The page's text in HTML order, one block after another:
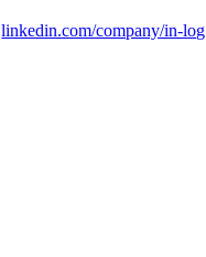
linkedin.com/company/in-log